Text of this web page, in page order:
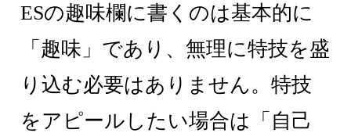
ESの趣味欄に書くのは基本的に
「趣味」であり、無理に特技を盛
り込む必要はありません。特技
をアピールしたい場合は「自己